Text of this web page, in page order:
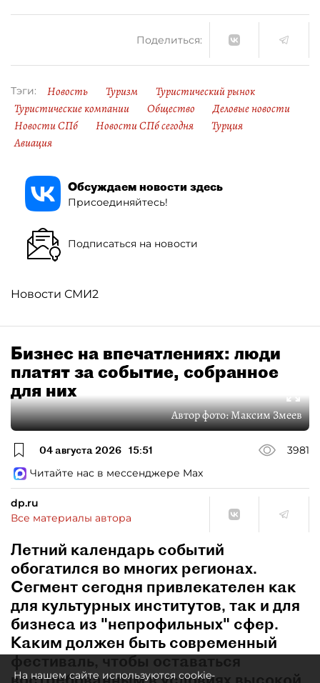
Поделиться:
Тэги: Новость Туризм
Туристический рынок
Туристические компании
Общество
Деловые новости
Новости СПб
Новости СПб сегодня
Турция
Авиация
Обсуждаем новости здесь
Присоединяйтесь!
Подписаться на новости
Новости СМИ2
Бизнес на впечатлениях: люди
платят за событие, собранное
для них
Автор фото:Максим Змеев
04 августа 2026 15:51
3981
Читайте нас в мессенджере Max
dp.ru
Все материалы автора
Летний календарь событий
обогатился во многих регионах.
Сегмент сегодня привлекателен как
для культурных институтов, так и для
бизнеса из "непрофильных" сфер.
Каким должен быть современный
фестиваль, чтобы оставаться
На нашем сайте используются cookie-